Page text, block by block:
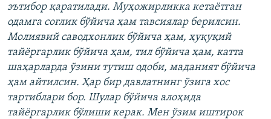
эътибор қаратилади. Муҳожирликка кетаётган
одамга соғлик бўйича ҳам тавсиялар берилсин.
Молиявий саводхонлик бўйича ҳам, ҳуқуқий
тайёргарлик бўйича ҳам, тил бўйича ҳам, катта
шаҳарларда ўзини тутиш одоби, маданият бўйича
ҳам айтилсин. Ҳар бир давлатнинг ўзига хос
тартиблари бор. Шулар бўйича алоҳида
тайёргарлик бўлиши керак. Мен ўзим иштирок